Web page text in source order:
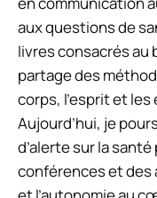
aux questions de
livres consacrés au
partage des
corps, l’esprit et
Aujourd’hui, je
d’alerte sur la
conférences et des